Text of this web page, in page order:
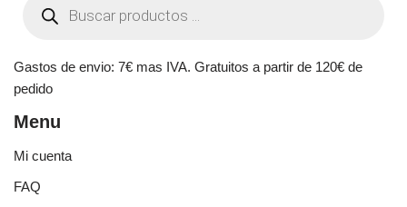
Gastos de envio: 7€ mas IVA. Gratuitos a partir de 120€ de
pedido
Menu
Mi cuenta
FAQ